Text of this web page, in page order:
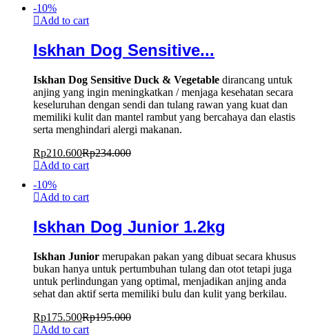
-10%
Add to cart
Iskhan Dog Sensitive...
Iskhan Dog Sensitive Duck & Vegetable dirancang untuk
anjing yang ingin meningkatkan / menjaga kesehatan secara
keseluruhan dengan sendi dan tulang rawan yang kuat dan
memiliki kulit dan mantel rambut yang bercahaya dan elastis
serta menghindari alergi makanan.
Rp210.600Rp234.000
Add to cart
-10%
Add to cart
Iskhan Dog Junior 1.2kg
Iskhan Junior merupakan pakan yang dibuat secara khusus
bukan hanya untuk pertumbuhan tulang dan otot tetapi juga
untuk perlindungan yang optimal, menjadikan anjing anda
sehat dan aktif serta memiliki bulu dan kulit yang berkilau.
Rp175.500Rp195.000
Add to cart